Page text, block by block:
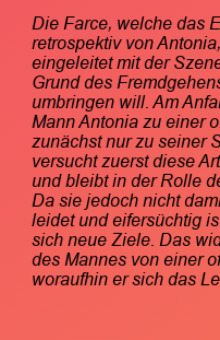
Die Farce, welche das
retrospektiv von
eingeleitet mit der
Grund des
umbringen will. Am
Mann Antonia zu einer
zunächst nur zu seiner
versucht zuerst diese
und bleibt in der Rolle
Da sie jedoch nicht
leidet und eifersüchtig
sich neue Ziele. Das
des Mannes von einer
woraufhin er sich das